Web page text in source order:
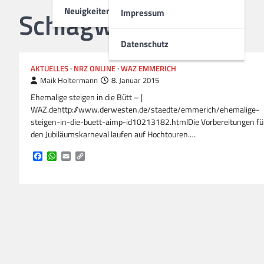
Neuigkeiten Impressum
Datenschutz
Schlagwort:Bütt
AKTUELLES NRZ ONLINE WAZ EMMERICH
Maik Holtermann
8. Januar 2015
Ehemalige steigen in die Bütt – |
WAZ.dehttp://www.derwesten.de/staedte/emmerich/ehemalige-
steigen-in-die-buett-aimp-id10213182.htmlDie Vorbereitungen
den Jubiläumskarneval laufen auf Hochtouren.…
Facebook
WhatsApp
Email